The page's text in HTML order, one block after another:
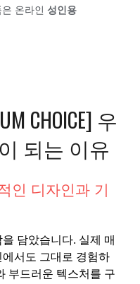
은 온라인성인용
CHOICE] 우
되는 이유
인 디자인과 기
담았습니다. 실제 매
서도 그대로 경험하
부드러운 텍스처를 구